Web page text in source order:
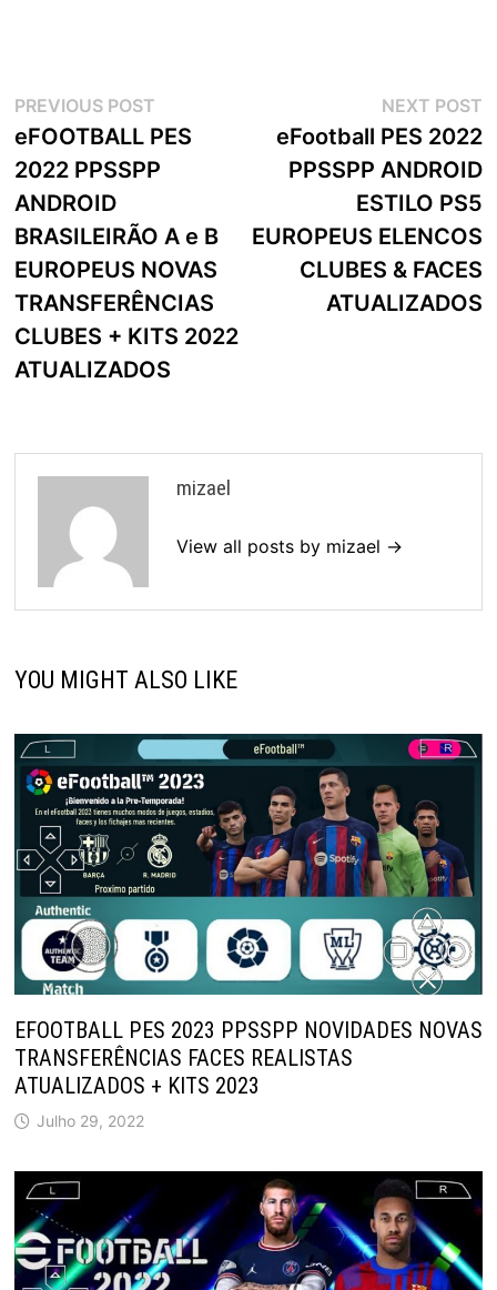
Navegação
de
artigos
PREVIOUS POSTPrevious
post:
eFOOTBALL PES
2022 PPSSPP
ANDROID
BRASILEIRÃO A e B
EUROPEUS NOVAS
TRANSFERÊNCIAS
CLUBES + KITS 2022
ATUALIZADOS
NEXT POST
eFootball PES 2022
PPSSPP ANDROID
ESTILO PS5
EUROPEUS ELENCOS
CLUBES & FACES
ATUALIZADOS
mizael
View all posts by mizael →
YOU MIGHT ALSO LIKE
EFOOTBALL PES 2023 PPSSPP NOVIDADES NOVAS
TRANSFERÊNCIAS FACES REALISTAS
ATUALIZADOS + KITS 2023
Julho 29, 2022